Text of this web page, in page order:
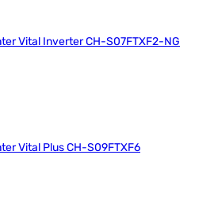
Vital Inverter CH-S07FTXF2-NG
Vital Plus CH-S09FTXF6